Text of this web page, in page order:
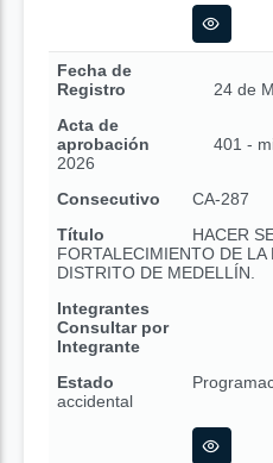
Fecha de
Registro
24 de
Acta de
aprobación
401 -
2026
Consecutivo
CA-287
Título
HACER
FORTALECIMIENTO DE LA
DISTRITO DE MEDELLÍN.
Integrantes
Consultar por
Integrante
Estado
accidental